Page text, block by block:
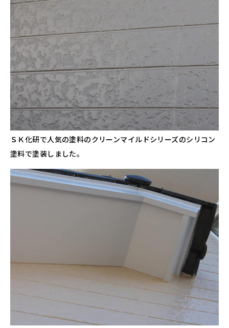
ＳＫ化研で人気の塗料のクリーンマイルドシリーズのシリコン
塗料で塗装しました。